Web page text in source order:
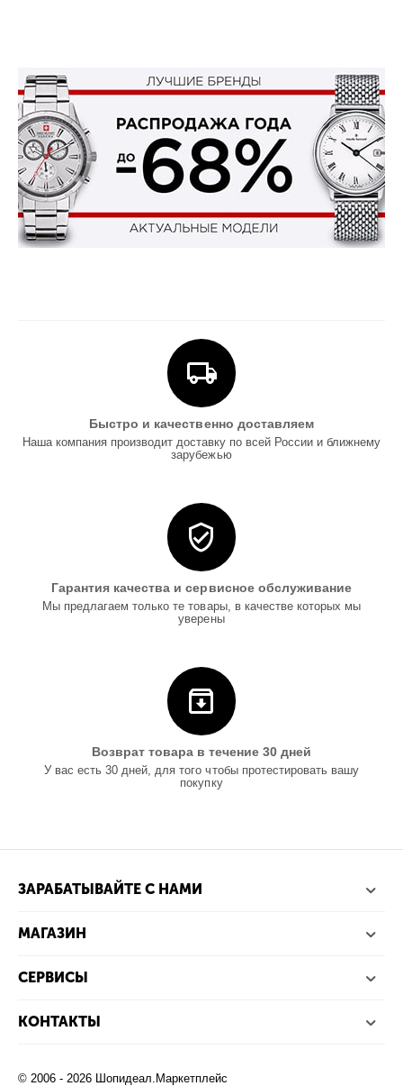
Быстро и качественно доставляем
Наша компания производит доставку по всей России и ближнему
зарубежью
Гарантия качества и сервисное обслуживание
Мы предлагаем только те товары, в качестве которых мы
уверены
Возврат товара в течение 30 дней
У вас есть 30 дней, для того чтобы протестировать вашу
покупку
ЗАРАБАТЫВАЙТЕ С НАМИ
МАГАЗИН
СЕРВИСЫ
КОНТАКТЫ
© 2006 - 2026 Шопидеал.Маркетплейс